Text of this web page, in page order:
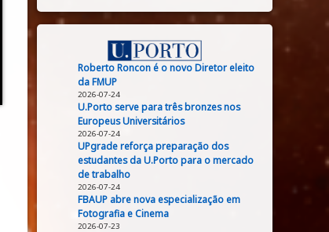
Roberto Roncon é o novo Diretor eleito
da FMUP
2026-07-24
U.Porto serve para três bronzes nos
Europeus Universitários
2026-07-24
UPgrade reforça preparação dos
estudantes da U.Porto para o mercado
de trabalho
2026-07-24
FBAUP abre nova especialização em
Fotografia e Cinema
2026-07-23